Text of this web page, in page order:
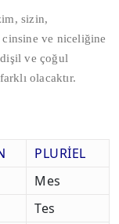
sizin,
cinsine ve niceliğine
ve çoğul
olacaktır.
PLURİEL
Mes
Tes